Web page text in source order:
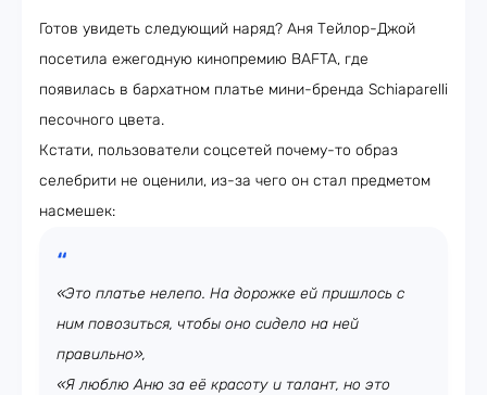
Готов увидеть следующий наряд? Аня Тейлор-Джой
посетила ежегодную кинопремию BAFTA, где
появилась в бархатном платье мини-бренда Schiaparelli
песочного цвета.
Кстати, пользователи соцсетей почему-то образ
селебрити не оценили, из-за чего он стал предметом
насмешек:
«Это платье нелепо. На дорожке ей пришлось с
ним повозиться, чтобы оно сидело на ней
правильно»,
«Я люблю Аню за её красоту и талант, но это